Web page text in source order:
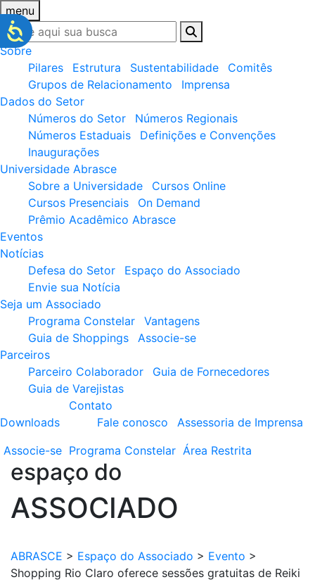
menu
Sobre
Pilares
Estrutura Sustentabilidade
Comitês
Grupos de Relacionamento
Imprensa
Dados do Setor
Números do Setor
Números Regionais
Números Estaduais
Definições e Convenções
Inaugurações
Universidade Abrasce
Sobre a Universidade
Cursos Online
Cursos Presenciais
On Demand
Prêmio Acadêmico Abrasce
Eventos
Notícias
Defesa do Setor
Espaço do Associado
Envie sua Notícia
Seja um Associado
Programa Constelar
Vantagens
Guia de Shoppings
Associe-se
Parceiros
Parceiro Colaborador
Guia de Fornecedores
Guia de Varejistas
Downloads
Contato
Fale conosco
Assessoria de Imprensa
Associe-se Programa Constelar Área Restrita
espaço do
ASSOCIADO
ABRASCE > Espaço do Associado > Evento >
Shopping Rio Claro oferece sessões gratuitas de Reiki